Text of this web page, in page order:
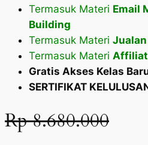
Termasuk Materi Email
Building
Termasuk Materi
Termasuk Materi
Gratis Akses Kelas
SERTIFIKAT
Rp 8.680.000